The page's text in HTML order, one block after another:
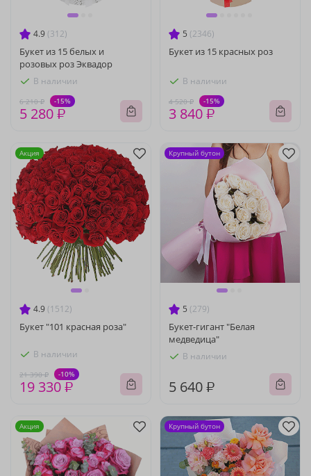
4.9 (312)
Букет из 15 белых и
розовых роз Эквадор
В наличии
6 210 ₽ -15%
5 280 ₽
5 (2346)
Букет из 15 красных роз
В наличии
4 520 ₽ -15%
3 840 ₽
4.9 (1512)
Букет "101 красная роза"
В наличии
21 390 ₽ -10%
19 330 ₽
Акция
5 (279)
Букет-гигант "Белая
медведица"
В наличии
5 640 ₽
Крупный бутон
Акция Крупный бутон